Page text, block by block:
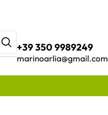
+39 350 9989249
marinoarlia@gmail.com